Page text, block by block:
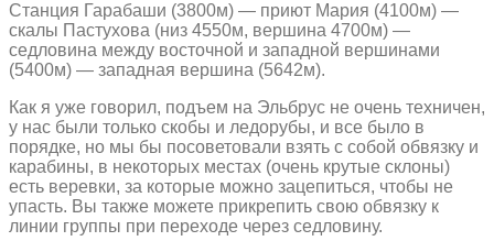
Станция Гарабаши (3800м) — приют Мария (4100м) —
скалы Пастухова (низ 4550м, вершина 4700м) —
седловина между восточной и западной вершинами
(5400м) — западная вершина (5642м).
Как я уже говорил, подъем на Эльбрус не очень техничен,
у нас были только скобы и ледорубы, и все было в
порядке, но мы бы посоветовали взять с собой обвязку и
карабины, в некоторых местах (очень крутые склоны)
есть веревки, за которые можно зацепиться, чтобы не
упасть. Вы также можете прикрепить свою обвязку к
линии группы при переходе через седловину.